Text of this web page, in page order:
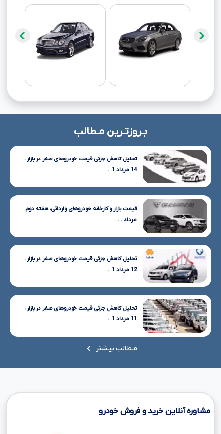
بـروزتـرین مـطالب
تحلیل کاهش جزئی قیمت خودروهای صفر در بازار ،
14 مرداد 1...
قیمت بازار و کارخانه خودروهای وارداتی، هفته دوم
مرداد ...
تحلیل کاهش جزئی قیمت خودروهای صفر در بازار ،
12 مرداد 1...
تحلیل کاهش جزئی قیمت خودروهای صفر در بازار ،
11 مرداد 1...
مـطالب بیـشتر
مشاوره آنلاین خرید و فروش خودرو